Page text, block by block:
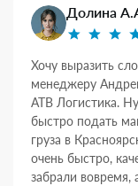
Долина
Хочу выразить
менеджеру
АТВ Логистика.
быстро подать
груза в
очень быстро,
забрали вовремя,